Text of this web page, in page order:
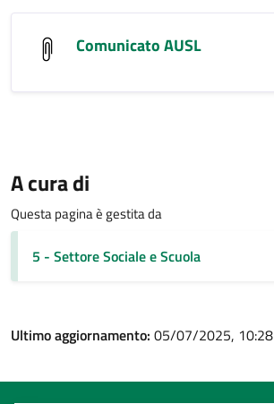
Comunicato AUSL
A cura di
Questa pagina è gestita da
5 - Settore Sociale e Scuola
Ultimo aggiornamento: 05/07/2025, 10:28